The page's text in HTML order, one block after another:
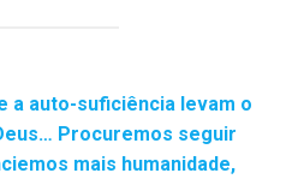
a auto-suficiência levam o
Procuremos seguir
mais humanidade,